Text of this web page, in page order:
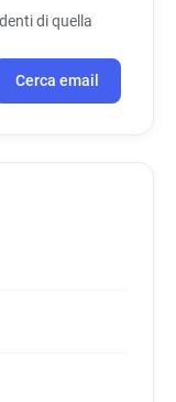
di quella
Cerca email